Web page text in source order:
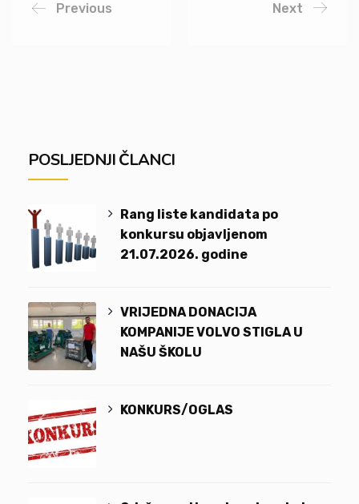
Previous Next
POSLJEDNJI ČLANCI
Rang liste kandidata po
konkursu objavljenom
21.07.2026. godine
VRIJEDNA DONACIJA
KOMPANIJE VOLVO STIGLA U
NAŠU ŠKOLU
KONKURS/OGLAS